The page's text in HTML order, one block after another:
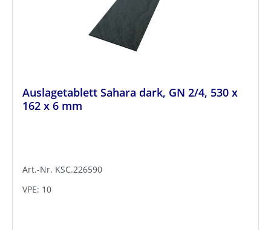
Auslagetablett Sahara dark, GN 2/4, 530 x
162 x 6 mm
Art.-Nr. KSC.226590
VPE: 10